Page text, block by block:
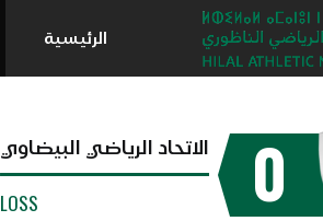
الرئيسية
0 الاتحاد الرياضي البيضاوي
LOSS